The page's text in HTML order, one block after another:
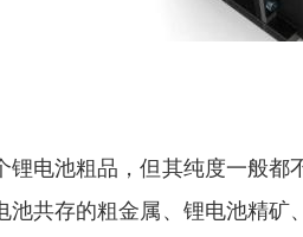
电池粗品，但其纯度一般
共存的粗金属、锂电池精